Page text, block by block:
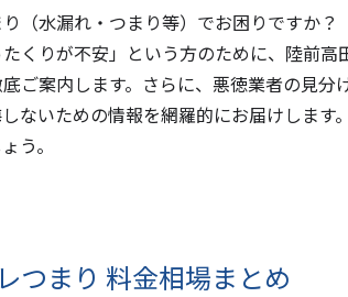
（水漏れ・つまり等）でお困りですか？
くりが不安」という方のために、陸前高
ご案内します。さらに、悪徳業者の見分
ないための情報を網羅的にお届けします
う。
つまり 料金相場まとめ